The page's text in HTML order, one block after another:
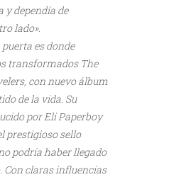
y dependía de
lado».
es donde
transformados The
con nuevo álbum
de la vida. Su
por Eli Paperboy
prestigioso sello
podría haber llegado
claras influencias